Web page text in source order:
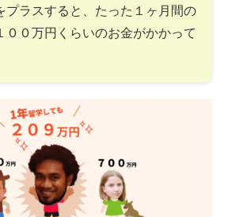
プラスすると、たった１ヶ月間の
００万円くらいのお金がかかって